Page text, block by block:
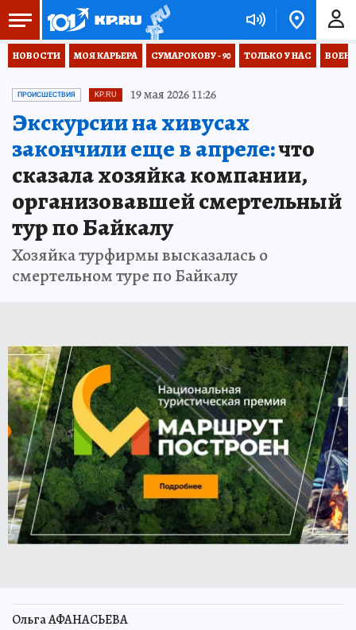
НОВОСТИ МОЯ КАРЬЕРА СУМАРОКОВУ - 90 ТОЛЬКО У НАС
ПРОИСШЕСТВИЯ KP.RU 19 мая 2026 11:26
Экскурсии на хивусах
закончили еще в апреле:что
сказала хозяйка компании,
организовавшей смертельный
тур по Байкалу
Хозяйка турфирмы высказалась о
смертельном туре по Байкалу
Ольга АФАНАСЬЕВА